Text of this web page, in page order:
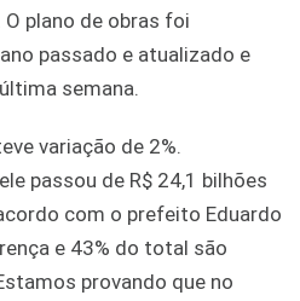
plano de obras foi
passado e atualizado e
semana.
variação de 2%.
passou de R$ 24,1 bilhões
com o prefeito Eduardo
e 43% do total são
provando que no